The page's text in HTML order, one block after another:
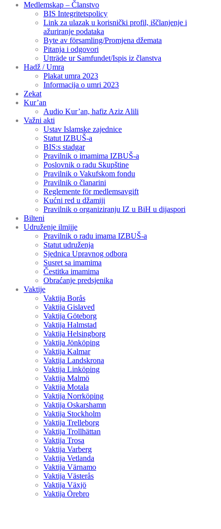
Medlemskap – Članstvo
BIS Integritetspolicy
Link za ulazak u korisnički profil, iščlanjenje i
ažuriranje podataka
Byte av församling/Promjena džemata
Pitanja i odgovori
Utträde ur Samfundet/Ispis iz članstva
Hadž / Umra
Plakat umra 2023
Informacija o umri 2023
Zekat
Kur’an
Audio Kur’an, hafiz Aziz Alili
Važni akti
Ustav Islamske zajednice
Statut IZBUŠ-a
BIS:s stadgar
Pravilnik o imamima IZBUŠ-a
Poslovnik o radu Skupštine
Pravilnik o Vakufskom fondu
Pravilnik o članarini
Reglemente för medlemsavgift
Kućni red u džamiji
Pravilnik o organiziranju IZ u BiH u dijaspori
Bilteni
Udruženje ilmijje
Pravilnik o radu imama IZBUŠ-a
Statut udruženja
Sjednica Upravnog odbora
Susret sa imamima
Čestitka imamima
Obraćanje predsjenika
Vaktije
Vaktija Borås
Vaktija Gislaved
Vaktija Göteborg
Vaktija Halmstad
Vaktija Helsingborg
Vaktija Jönköping
Vaktija Kalmar
Vaktija Landskrona
Vaktija Linköping
Vaktija Malmö
Vaktija Motala
Vaktija Norrköping
Vaktija Oskarshamn
Vaktija Stockholm
Vaktija Trelleborg
Vaktija Trollhättan
Vaktija Trosa
Vaktija Varberg
Vaktija Vetlanda
Vaktija Värnamo
Vaktija Västerås
Vaktija Växjö
Vaktija Örebro